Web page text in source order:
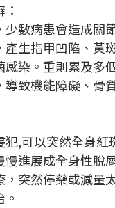
少數病患會造成關
產生指甲凹陷、黃
染。重則累及多
致機能障礙、骨
犯,可以突然全身紅
慢進展成全身性脫
，突然停藥或減量